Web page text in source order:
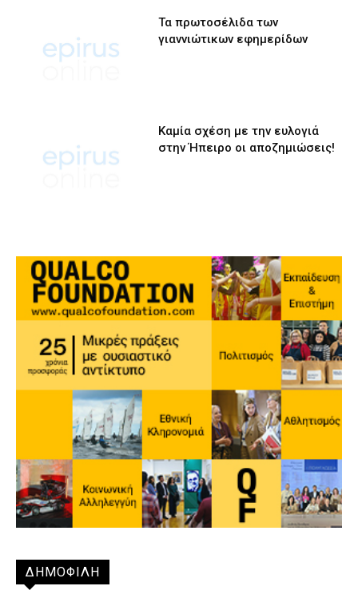
Τα πρωτοσέλιδα των
γιαννιώτικων εφημερίδων
Καμία σχέση με την ευλογιά
στην Ήπειρο οι αποζημιώσεις!
ΔΗΜΟΦΙΛΗ